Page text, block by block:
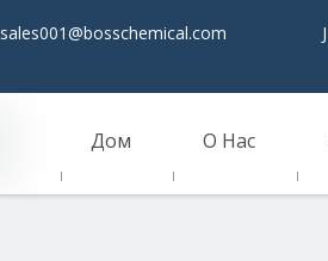
sales001@bosschemical.com JINAN
Дом О Нас